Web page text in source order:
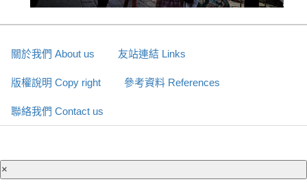
關於我們 About us 友站連結 Links
版權說明 Copy right 參考資料 References
聯絡我們 Contact us
×